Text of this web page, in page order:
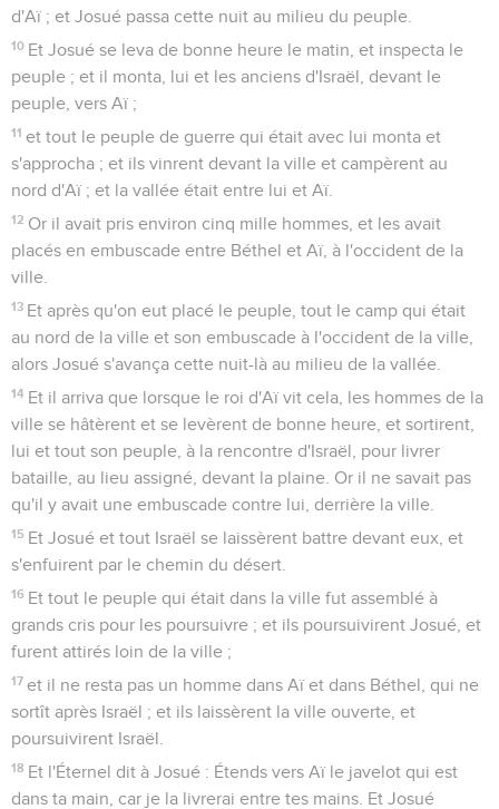
d'Aï ; et Josué passa cette nuit au milieu du peuple.
10 Et Josué se leva de bonne heure le matin, et inspecta le
peuple ; et il monta, lui et les anciens d'Israël, devant le
peuple, vers Aï ;
11 et tout le peuple de guerre qui était avec lui monta et
s'approcha ; et ils vinrent devant la ville et campèrent au
nord d'Aï ; et la vallée était entre lui et Aï.
12 Or il avait pris environ cinq mille hommes, et les avait
placés en embuscade entre Béthel et Aï, à l'occident de la
ville.
13 Et après qu'on eut placé le peuple, tout le camp qui était
au nord de la ville et son embuscade à l'occident de la ville,
alors Josué s'avança cette nuit-là au milieu de la vallée.
14 Et il arriva que lorsque le roi d'Aï vit cela, les hommes de la
ville se hâtèrent et se levèrent de bonne heure, et sortirent,
lui et tout son peuple, à la rencontre d'Israël, pour livrer
bataille, au lieu assigné, devant la plaine. Or il ne savait pas
qu'il y avait une embuscade contre lui, derrière la ville.
15 Et Josué et tout Israël se laissèrent battre devant eux, et
s'enfuirent par le chemin du désert.
16 Et tout le peuple qui était dans la ville fut assemblé à
grands cris pour les poursuivre ; et ils poursuivirent Josué, et
furent attirés loin de la ville ;
17 et il ne resta pas un homme dans Aï et dans Béthel, qui ne
sortît après Israël ; et ils laissèrent la ville ouverte, et
poursuivirent Israël.
18 Et l'Éternel dit à Josué : Étends vers Aï le javelot qui est
dans ta main, car je la livrerai entre tes mains. Et Josué